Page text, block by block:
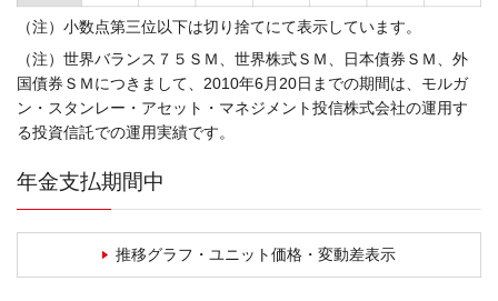
（注）小数点第三位以下は切り捨てにて表示しています。
（注）世界バランス７５ＳＭ、世界株式ＳＭ、日本債券ＳＭ、外
国債券ＳＭにつきまして、2010年6月20日までの期間は、モルガ
ン・スタンレー・アセット・マネジメント投信株式会社の運用す
る投資信託での運用実績です。
年金支払期間中
推移グラフ・ユニット価格・変動差表示